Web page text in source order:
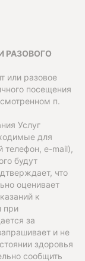
РАЗОВОГО
или разовое
посещения
п.
Услуг
для
телефон, e-mail),
будут
что
оценивает
к
при
за
и не
здоровья
сообщить